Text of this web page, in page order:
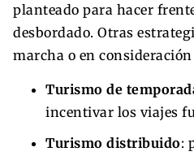
planteado para hacer
desbordado. Otras
marcha o en
Turismo de
incentivar los viajes
Turismo distribuido: